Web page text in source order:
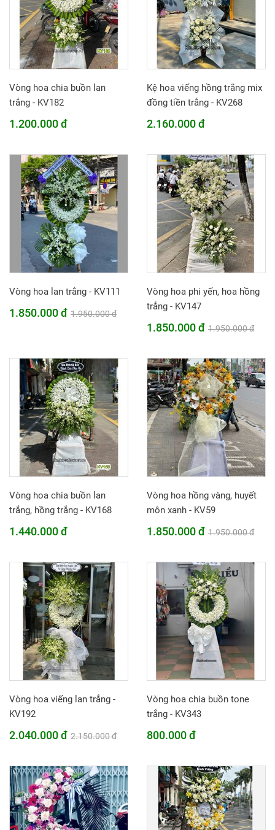
Vòng hoa chia buồn lan
trắng - KV182
1.200.000 đ
Kệ hoa viếng hồng trắng mix
đồng tiền trắng - KV268
2.160.000 đ
Vòng hoa lan trắng - KV111
1.850.000 đ 1.950.000 đ
Vòng hoa phi yến, hoa hồng
trắng - KV147
1.850.000 đ 1.950.000 đ
Vòng hoa chia buồn lan
trắng, hồng trắng - KV168
1.440.000 đ
Vòng hoa hồng vàng, huyết
môn xanh - KV59
1.850.000 đ 1.950.000 đ
Vòng hoa viếng lan trắng -
KV192
2.040.000 đ 2.150.000 đ
Vòng hoa chia buồn tone
trắng - KV343
800.000 đ